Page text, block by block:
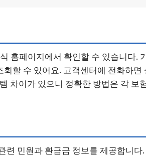
홈페이지에서 확인할 수 있습니다.
할 수 있어요. 고객센터에 전화하면
차이가 있으니 정확한 방법은 각 보
민원과 환급금 정보를 제공합니다.